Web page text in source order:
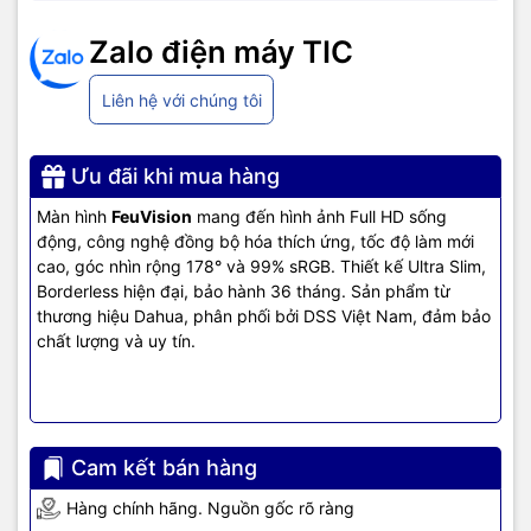
Zalo điện máy TIC
Liên hệ với chúng tôi
Ưu đãi khi mua hàng
Màn hình FeuVision mang đến hình ảnh Full HD sống
động, công nghệ đồng bộ hóa thích ứng, tốc độ làm mới
cao, góc nhìn rộng 178° và 99% sRGB. Thiết kế Ultra Slim,
Borderless hiện đại, bảo hành 36 tháng. Sản phẩm từ
thương hiệu Dahua, phân phối bởi DSS Việt Nam, đảm bảo
chất lượng và uy tín.
Cam kết bán hàng
Hàng chính hãng. Nguồn gốc rõ ràng
Gam Màu Rộng, Bao Phủ 99% sRGB
Gam màu rộng, bao phủ 99% sRGB mang đến màu sắc trung thực,
sống động, đáp ứng nhu cầu của các nhà thiết kế, nhiếp ảnh gia
Thông Số Kỹ Thuật Chi Tiết
Tấm nền: VA
Độ phân giải tối ưu: 1920×1080@75Hz
Đèn nền: LED
Góc nhìn: 178°H/178°V
Cổng kết nối: VGA, HDMI
Phụ kiện: Adapter nguồn DC, cáp HDMI
Thiết Kế Ultra Slim, Borderless
Màn hìnhFeuVisionsở hữu thiết kế Ultra Slim (siêu mỏng) và